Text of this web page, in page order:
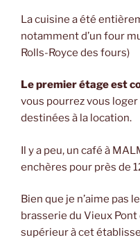
La cuisine a été
notamment d’un four
Rolls-Royce des fours)
Le premier étage est
vous pourrez vous
destinées à la location.
Il y a peu, un café à
enchères pour près de
Bien que je n’aime pas
brasserie du Vieux
supérieur à cet